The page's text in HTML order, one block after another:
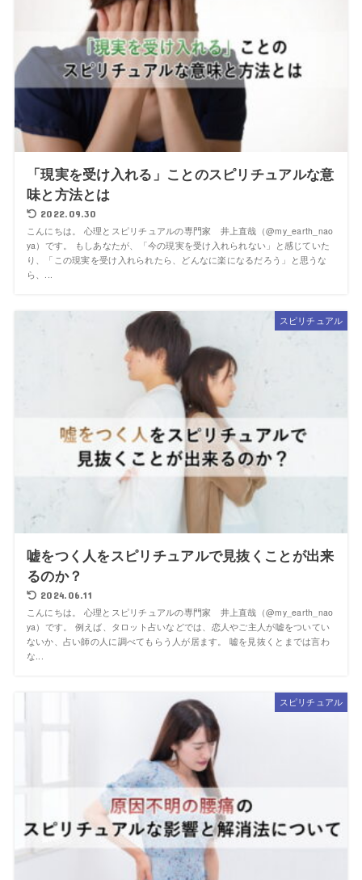
「現実を受け入れる」ことのスピリチュアルな意
味と方法とは
2022.09.30
こんにちは。 心理とスピリチュアルの専門家 井上直哉（@my_earth_nao
ya）です。 もしあなたが、「今の現実を受け入れられない」と感じていた
り、「この現実を受け入れられたら、どんなに楽になるだろう」と思うな
ら、...
スピリチュアル
嘘をつく人をスピリチュアルで見抜くことが出来
るのか？
2024.06.11
こんにちは。 心理とスピリチュアルの専門家 井上直哉（@my_earth_nao
ya）です。 例えば、タロット占いなどでは、恋人やご主人が嘘をついてい
ないか、占い師の人に調べてもらう人が居ます。 嘘を見抜くとまでは言わ
な...
スピリチュアル